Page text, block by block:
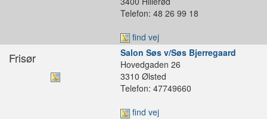
Telefon: 48 26 99 18
find vej
Frisør
Salon Søs v/Søs Bjerregaard
Hovedgaden 26
3310 Ølsted
Telefon: 47749660
find vej